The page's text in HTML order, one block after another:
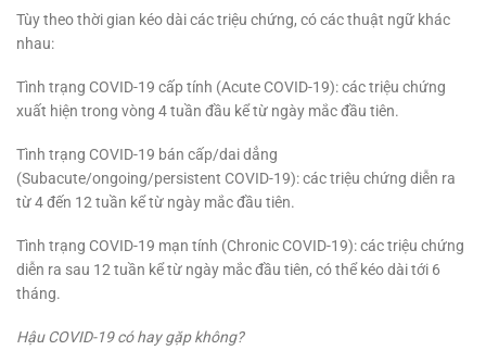
Tùy theo thời gian kéo dài các triệu chứng, có các thuật ngữ khác
nhau:
Tình trạng COVID-19 cấp tính (Acute COVID-19): các triệu chứng
xuất hiện trong vòng 4 tuần đầu kể từ ngày mắc đầu tiên.
Tình trạng COVID-19 bán cấp/dai dẳng
(Subacute/ongoing/persistent COVID-19): các triệu chứng diễn ra
từ 4 đến 12 tuần kể từ ngày mắc đầu tiên.
Tình trạng COVID-19 mạn tính (Chronic COVID-19): các triệu chứng
diễn ra sau 12 tuần kể từ ngày mắc đầu tiên, có thể kéo dài tới 6
tháng.
Hậu COVID-19 có hay gặp không?